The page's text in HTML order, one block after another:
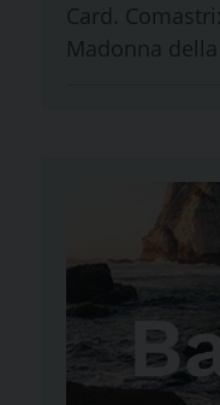
Card.
Madonna